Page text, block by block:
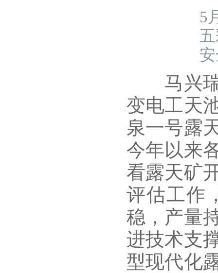
5
马兴瑞
变电工天
泉一号露
今年以来
看露天矿
评估工作
稳，产量
进技术支
型现代化